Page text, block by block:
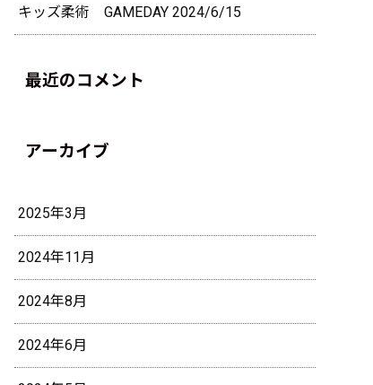
キッズ柔術 GAMEDAY 2024/6/15
最近のコメント
アーカイブ
2025年3月
2024年11月
2024年8月
2024年6月